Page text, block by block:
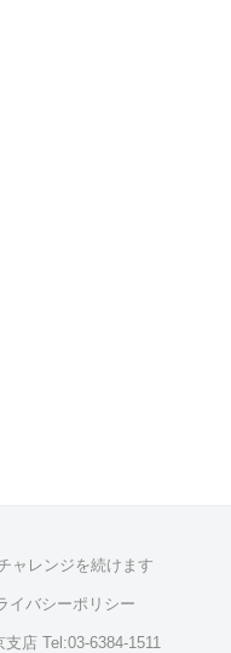
ャレンジを続けます
イバシーポリシー
支店 Tel:03-6384-1511